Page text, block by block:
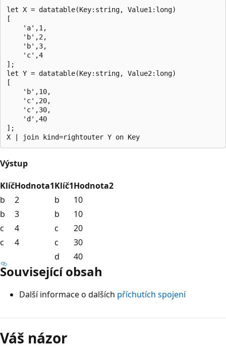
let X = datatable(Key:string, Value1:long)
[
    'a',1,
    'b',2,
    'b',3,
    'c',4
];
let Y = datatable(Key:string, Value2:long)
[
    'b',10,
    'c',20,
    'c',30,
    'd',40
];
Výstup
KlíčHodnota1Klíč1Hodnota2
b
2 b
10
b
3 b
10
c
4 c
20
c
4 c
30
d
40
Související obsah
Další informace o dalších příchutích spojení
Váš názor